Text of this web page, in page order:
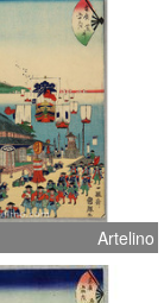
Artelino